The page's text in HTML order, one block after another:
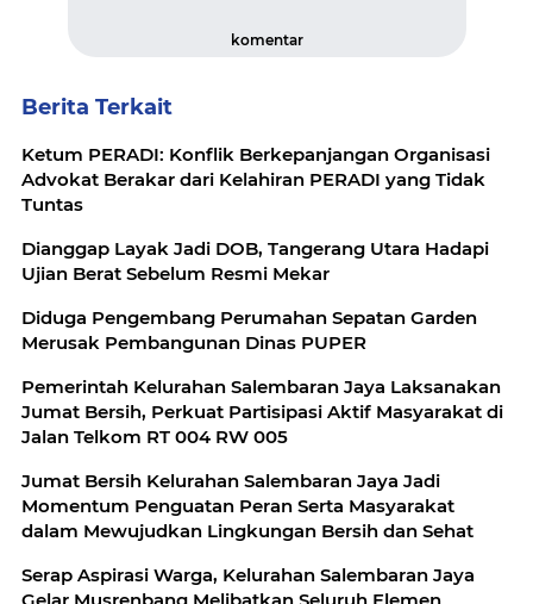
komentar
Berita Terkait
Ketum PERADI: Konflik Berkepanjangan Organisasi
Advokat Berakar dari Kelahiran PERADI yang Tidak
Tuntas
Dianggap Layak Jadi DOB, Tangerang Utara Hadapi
Ujian Berat Sebelum Resmi Mekar
Diduga Pengembang Perumahan Sepatan Garden
Merusak Pembangunan Dinas PUPER
Pemerintah Kelurahan Salembaran Jaya Laksanakan
Jumat Bersih, Perkuat Partisipasi Aktif Masyarakat di
Jalan Telkom RT 004 RW 005
Jumat Bersih Kelurahan Salembaran Jaya Jadi
Momentum Penguatan Peran Serta Masyarakat
dalam Mewujudkan Lingkungan Bersih dan Sehat
Serap Aspirasi Warga, Kelurahan Salembaran Jaya
Gelar Musrenbang Melibatkan Seluruh Elemen